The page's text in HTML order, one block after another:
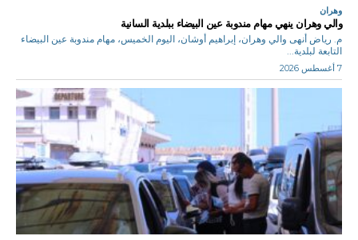
وهران
والي وهران ينهي مهام مندوبة عين البيضاء ببلدية السانية
م. رياض أنهى والي وهران، إبراهيم أوشان، اليوم الخميس، مهام مندوبة عين البيضاء
التابعة لبلدية...
7 أغسطس 2026